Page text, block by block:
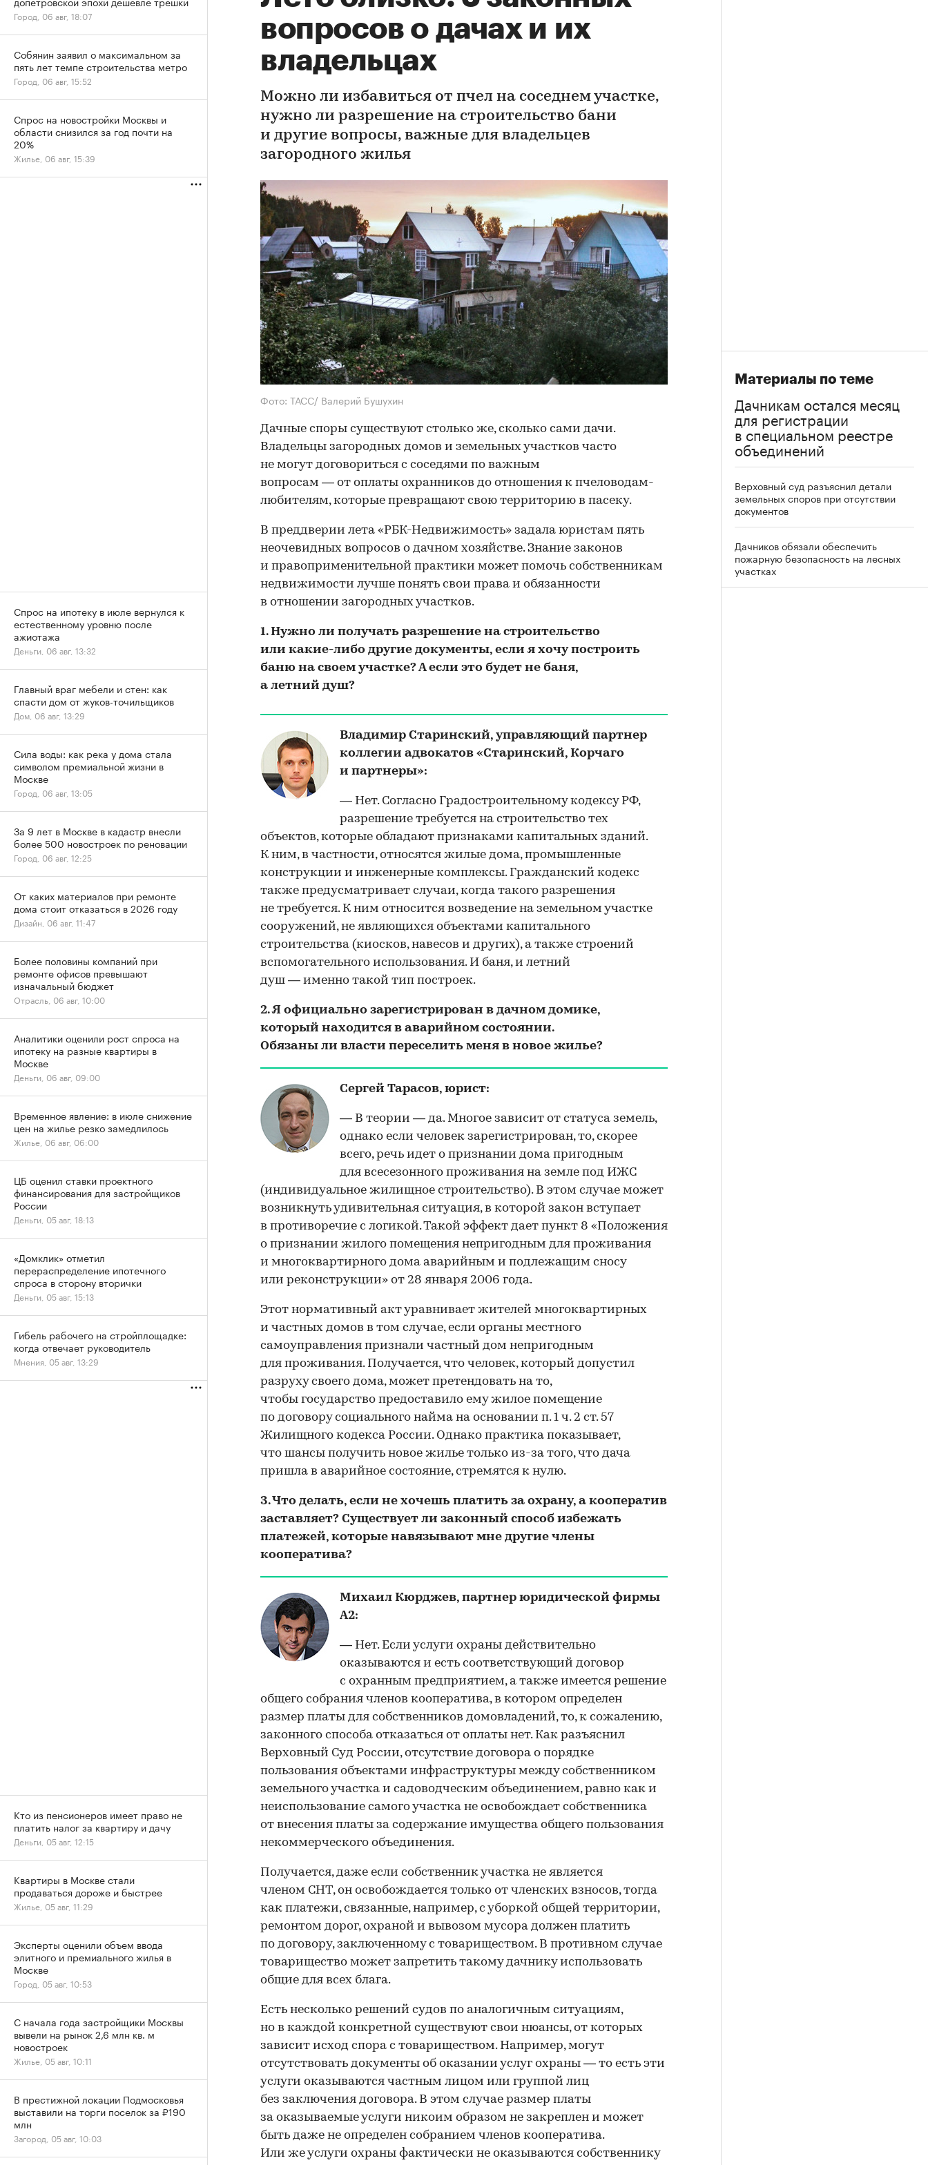
вопросов о дачах и их
владельцах
Можно ли избавиться от пчел на соседнем участке,
нужно ли разрешение на строительство бани
и другие вопросы, важные для владельцев
загородного жилья
Фото: ТАСС/ Валерий Бушухин
Дачные споры существуют столько же, сколько сами дачи.
Владельцы загородных домов и земельных участков часто
не могут договориться с соседями по важным
вопросам — от оплаты охранников до отношения к пчеловодам-
любителям, которые превращают свою территорию в пасеку.
В преддверии лета «РБК-Недвижимость» задала юристам пять
неочевидных вопросов о дачном хозяйстве. Знание законов
и правоприменительной практики может помочь собственникам
недвижимости лучше понять свои права и обязанности
в отношении загородных участков.
1. Нужно ли получать разрешение на строительство
или какие-либо другие документы, если я хочу построить
баню на своем участке? А если это будет не баня,
а летний душ?
00:00
Владимир Старинский, управляющий партнер
коллегии адвокатов «Старинский, Корчаго
и партнеры»:
— Нет. Согласно Градостроительному кодексу РФ,
разрешение требуется на строительство тех
объектов, которые обладают признаками капитальных зданий.
К ним, в частности, относятся жилые дома, промышленные
конструкции и инженерные комплексы. Гражданский кодекс
также предусматривает случаи, когда такого разрешения
не требуется. К ним относится возведение на земельном участке
сооружений, не являющихся объектами капитального
строительства (киосков, навесов и других), а также строений
вспомогательного использования. И баня, и летний
душ — именно такой тип построек.
2. Я официально зарегистрирован в дачном домике,
который находится в аварийном состоянии.
Обязаны ли власти переселить меня в новое жилье?
Сергей Тарасов, юрист:
— В теории — да. Многое зависит от статуса земель,
однако если человек зарегистрирован, то, скорее
всего, речь идет о признании дома пригодным
для всесезонного проживания на земле под ИЖС
(индивидуальное жилищное строительство). В этом случае может
возникнуть удивительная ситуация, в которой закон вступает
в противоречие с логикой. Такой эффект дает пункт 8 «Положения
о признании жилого помещения непригодным для проживания
и многоквартирного дома аварийным и подлежащим сносу
или реконструкции» от 28 января 2006 года.
Этот нормативный акт уравнивает жителей многоквартирных
и частных домов в том случае, если органы местного
самоуправления признали частный дом непригодным
для проживания. Получается, что человек, который допустил
разруху своего дома, может претендовать на то,
чтобы государство предоставило ему жилое помещение
по договору социального найма на основании п. 1 ч. 2 ст. 57
Жилищного кодекса России. Однако практика показывает,
что шансы получить новое жилье только из-за того, что дача
пришла в аварийное состояние, стремятся к нулю.
3. Что делать, если не хочешь платить за охрану, а кооператив
заставляет? Существует ли законный способ избежать
платежей, которые навязывают мне другие члены
кооператива?
Михаил Кюрджев, партнер юридической фирмы
А2:
— Нет. Если услуги охраны действительно
оказываются и есть соответствующий договор
с охранным предприятием, а также имеется решение
общего собрания членов кооператива, в котором определен
размер платы для собственников домовладений, то, к сожалению,
законного способа отказаться от оплаты нет. Как разъяснил
Верховный Суд России, отсутствие договора о порядке
пользования объектами инфраструктуры между собственником
земельного участка и садоводческим объединением, равно как и
неиспользование самого участка не освобождает собственника
от внесения платы за содержание имущества общего пользования
некоммерческого объединения.
Получается, даже если собственник участка не является
членом СНТ, он освобождается только от членских взносов, тогда
как платежи, связанные, например, с уборкой общей территории,
ремонтом дорог, охраной и вывозом мусора должен платить
по договору, заключенному с товариществом. В противном случае
товарищество может запретить такому дачнику использовать
общие для всех блага.
Есть несколько решений судов по аналогичным ситуациям,
но в каждой конкретной существуют свои нюансы, от которых
зависит исход спора с товариществом. Например, могут
отсутствовать документы об оказании услуг охраны — то есть эти
услуги оказываются частным лицом или группой лиц
без заключения договора. В этом случае размер платы
за оказываемые услуги никоим образом не закреплен и может
быть даже не определен собранием членов кооператива.
Или же услуги охраны фактически не оказываются собственнику
Материалы по теме
Дачникам остался месяц
для регистрации
в специальном реестре
объединений
Верховный суд разъяснил детали
земельных споров при отсутствии
документов
Дачников обязали обеспечить
пожарную безопасность на лесных
участках
Город, 06 авг, 18:07
Собянин заявил о максимальном за
пять лет темпе строительства метро
Город, 06 авг, 15:52
Спрос на новостройки Москвы и
области снизился за год почти на
20%
Жилье, 06 авг, 15:39
Спрос на ипотеку в июле вернулся к
естественному уровню после
ажиотажа
Деньги, 06 авг, 13:32
Главный враг мебели и стен: как
спасти дом от жуков-точильщиков
Дом, 06 авг, 13:29
Сила воды: как река у дома стала
символом премиальной жизни в
Москве
Город, 06 авг, 13:05
За 9 лет в Москве в кадастр внесли
более 500 новостроек по реновации
Город, 06 авг, 12:25
От каких материалов при ремонте
дома стоит отказаться в 2026 году
Дизайн, 06 авг, 11:47
Более половины компаний при
ремонте офисов превышают
изначальный бюджет
Отрасль, 06 авг, 10:00
Аналитики оценили рост спроса на
ипотеку на разные квартиры в
Москве
Деньги, 06 авг, 09:00
Временное явление: в июле снижение
цен на жилье резко замедлилось
Жилье, 06 авг, 06:00
ЦБ оценил ставки проектного
финансирования для застройщиков
России
Деньги, 05 авг, 18:13
«Домклик» отметил
перераспределение ипотечного
спроса в сторону вторички
Деньги, 05 авг, 15:13
Гибель рабочего на стройплощадке:
когда отвечает руководитель
Мнения, 05 авг, 13:29
Кто из пенсионеров имеет право не
платить налог за квартиру и дачу
Деньги, 05 авг, 12:15
Квартиры в Москве стали
продаваться дороже и быстрее
Жилье, 05 авг, 11:29
Эксперты оценили объем ввода
элитного и премиального жилья в
Москве
Город, 05 авг, 10:53
С начала года застройщики Москвы
вывели на рынок 2,6 млн кв. м
новостроек
Жилье, 05 авг, 10:11
В престижной локации Подмосковья
выставили на торги поселок за ₽190
млн
Загород, 05 авг, 10:03